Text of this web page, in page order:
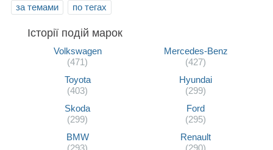
за темами
по тегах
Історії подій марок
Volkswagen
(471)
Mercedes-Benz
(427)
Toyota
(403)
Hyundai
(299)
Skoda
(299)
Ford
(295)
BMW
(293)
Renault
(290)